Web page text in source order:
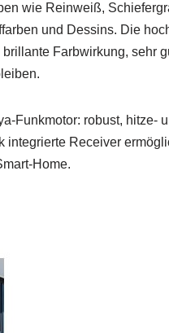
wie Reinweiß,
und Dessins. Die
Farbwirkung, sehr
robust, hitze‑
integrierte Receiver